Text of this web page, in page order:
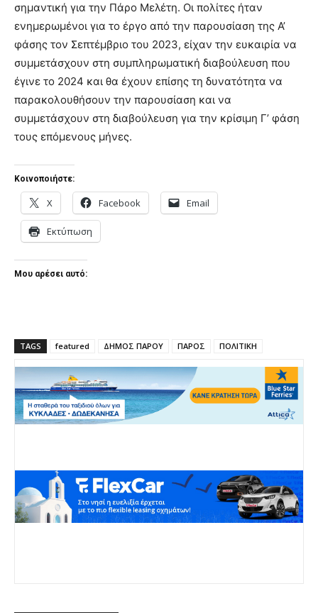
σημαντική για την Πάρο Μελέτη. Οι πολίτες ήταν
ενημερωμένοι για το έργο από την παρουσίαση της Α’
φάσης τον Σεπτέμβριο του 2023, είχαν την ευκαιρία να
συμμετάσχουν στη συμπληρωματική διαβούλευση που
έγινε το 2024 και θα έχουν επίσης τη δυνατότητα να
παρακολουθήσουν την παρουσίαση και να
συμμετάσχουν στη διαβούλευση για την κρίσιμη Γ’ φάση
τους επόμενους μήνες.
Κοινοποιήστε:
X Facebook Email
Εκτύπωση
Μου αρέσει αυτό:
TAGS featured ΔΗΜΟΣ ΠΑΡΟΥ ΠΑΡΟΣ ΠΟΛΙΤΙΚΗ